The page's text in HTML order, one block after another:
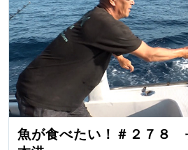
魚が食べたい！＃２７８